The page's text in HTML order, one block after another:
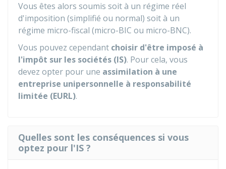
Vous êtes alors soumis soit à un régime réel
d'imposition (simplifié ou normal) soit à un
régime micro-fiscal (micro-BIC ou micro-BNC).
Vous pouvez cependant choisir d'être imposé à
l'impôt sur les sociétés (IS). Pour cela, vous
devez opter pour une assimilation à une
entreprise unipersonnelle à responsabilité
limitée (EURL).
Quelles sont les conséquences si vous
optez pour l'IS ?